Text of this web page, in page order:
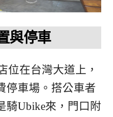
與停車
位在台灣大道上，
停車場。搭公車者
騎Ubike來，門口附